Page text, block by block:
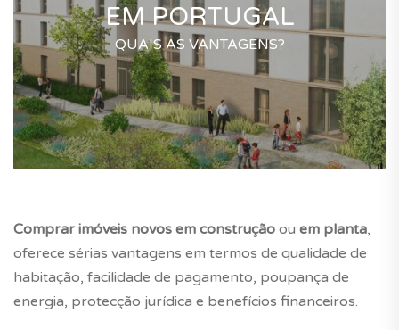
EM PORTUGAL
QUAIS AS VANTAGENS?
Comprar imóveis novos em construção ou em planta,
oferece sérias vantagens em termos de qualidade de
habitação, facilidade de pagamento, poupança de
energia, protecção jurídica e benefícios financeiros.